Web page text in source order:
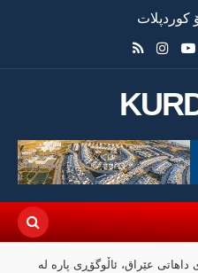
کوردپلات
داهاتی عێراق، ئاڵوگۆڕی پارە لە